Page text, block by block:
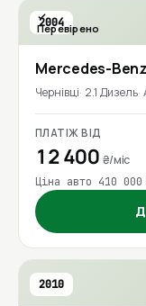
2004
Перевірено
Mercedes-Benz
Чернівці 2.1 Дизель
ПЛАТІЖ ВІД
12 400 ₴/міс
Ціна авто 410
2010